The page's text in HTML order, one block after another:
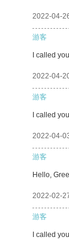
2022-04-
游客
I called
2022-04-
游客
I called
2022-04-
游客
Hello,
2022-02-
游客
I called